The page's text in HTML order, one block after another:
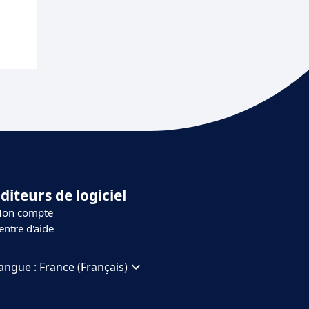
de logiciel
compte
d'aide
: France (Français)